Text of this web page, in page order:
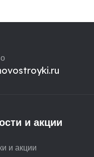
и акции
и акции